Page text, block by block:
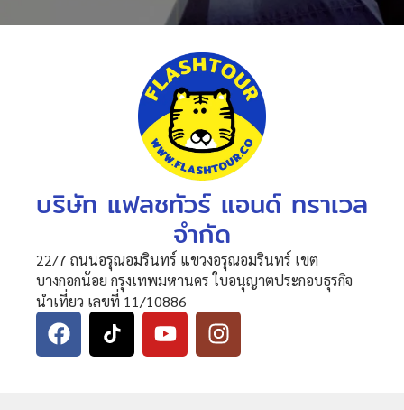
บริษัท แฟลชทัวร์ แอนด์ ทราเวล
จำกัด
22/7 ถนนอรุณอมรินทร์ แขวงอรุณอมรินทร์ เขต
บางกอกน้อย กรุงเทพมหานคร ใบอนุญาตประกอบธุรกิจ
นำเที่ยว เลขที่ 11/10886